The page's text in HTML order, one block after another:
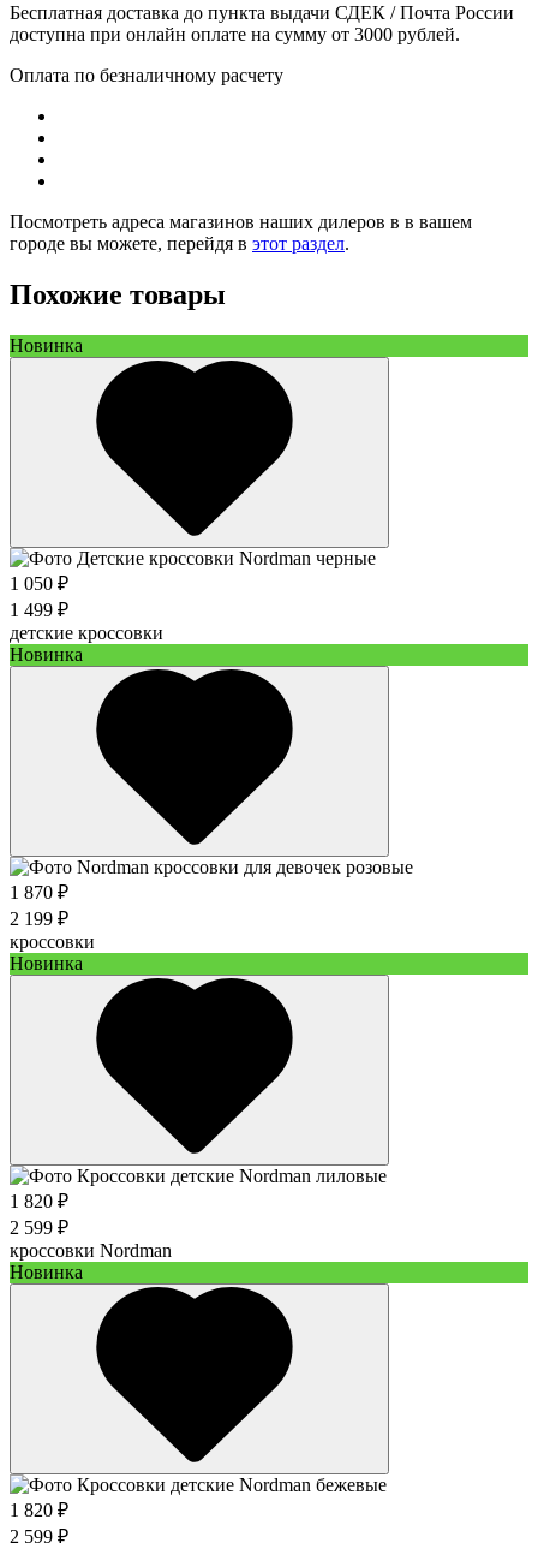
Бесплатная доставка до пункта выдачи СДЕК / Почта России
доступна при онлайн оплате на сумму от 3000 рублей.
Оплата по безналичному расчету
Посмотреть адреса магазинов наших дилеров в в вашем
городе вы можете, перейдя в этот раздел.
Похожие товары
Новинка
1 050 ₽
1 499 ₽
детские кроссовки
Новинка
1 870 ₽
2 199 ₽
кроссовки
Новинка
1 820 ₽
2 599 ₽
кроссовки Nordman
Новинка
1 820 ₽
2 599 ₽